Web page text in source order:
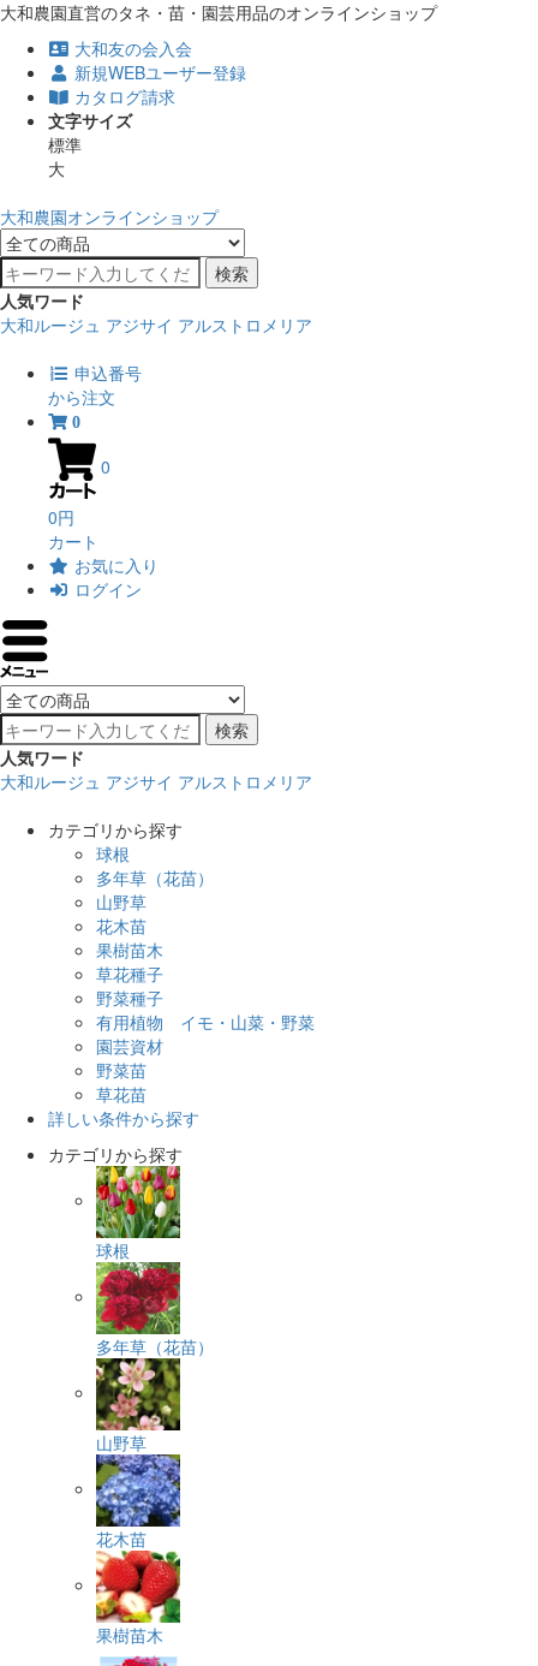
大和農園直営のタネ・苗・園芸用品のオンラインショップ
大和友の会入会
新規WEBユーザー登録
カタログ請求
文字サイズ
標準
大
大和農園オンラインショップ
検索
人気ワード
大和ルージュ アジサイ アルストロメリア
申込番号
から注文
0
0
0円
カート
お気に入り
ログイン
検索
人気ワード
大和ルージュ アジサイ アルストロメリア
カテゴリから探す
球根
多年草（花苗）
山野草
花木苗
果樹苗木
草花種子
野菜種子
有用植物 イモ・山菜・野菜
園芸資材
野菜苗
草花苗
詳しい条件から探す
カテゴリから探す
球根
多年草（花苗）
山野草
花木苗
果樹苗木